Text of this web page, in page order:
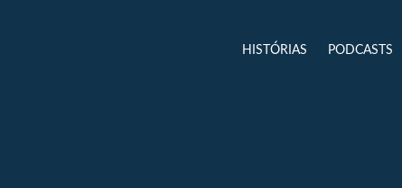
HISTÓRIAS PODCASTS